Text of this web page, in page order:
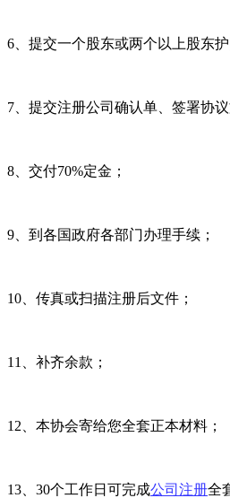
6、提交一个股东或两个以上股东
7、提交注册公司确认单、签署协议
8、交付70%定金；
9、到各国政府各部门办理手续；
10、传真或扫描注册后文件；
11、补齐余款；
12、本协会寄给您全套正本材料；
13、30个工作日可完成公司注册全